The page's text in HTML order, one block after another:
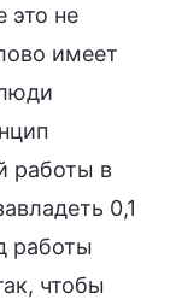
это не
имеет
работы в
0,1
работы
чтобы